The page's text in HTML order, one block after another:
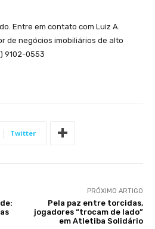
Entre em contato com Luiz A.
de negócios imobiliários de alto
9102-0553
Twitter
PRÓXIMO ARTIGO
Pela paz entre torcidas,
jogadores “trocam de lado”
em Atletiba Solidário